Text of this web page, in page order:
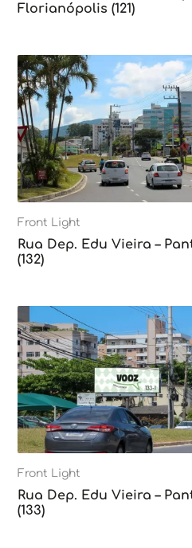
Florianópolis (121)
Front Light
Rua Dep. Edu Vieira –
(132)
Front Light
Rua Dep. Edu Vieira –
(133)